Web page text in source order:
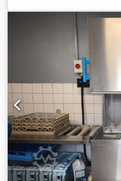
acero inoxidable, ideal
Ciclo de lavado de
lavado: 1300 mm de
alto. Potencia: 13,7 kW, 3